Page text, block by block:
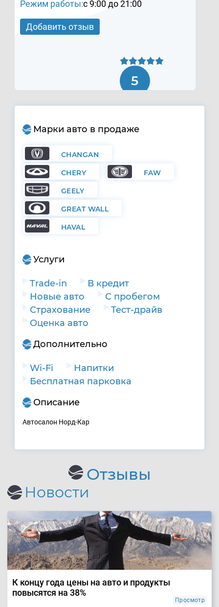
Режим работы:c 9:00 до 21:00
Добавить отзыв
5
Марки авто в продаже
CHANGAN
CHERY FAW
GEELY
GREAT WALL
HAVAL
Услуги
Trade-in
В кредит
Новые авто
С пробегом
Страхование
Тест-драйв
Оценка авто
Дополнительно
Wi-Fi
Напитки
Бесплатная парковка
Описание
Автосалон Норд-Кар
Отзывы
Новости
К концу года цены на авто и продукты
повысятся на 38%
Просмотр